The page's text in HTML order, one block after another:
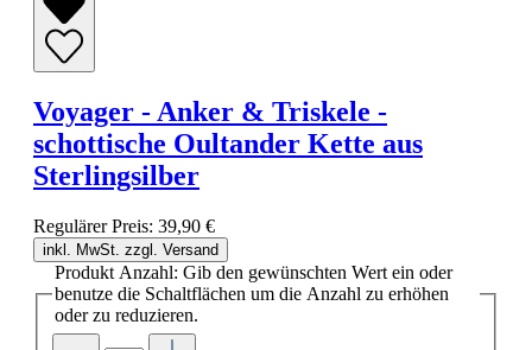
Voyager - Anker & Triskele -
schottische Oultander Kette aus
Sterlingsilber
Regulärer Preis: 39,90 €
inkl. MwSt. zzgl. Versand
Produkt Anzahl: Gib den gewünschten Wert ein oder
benutze die Schaltflächen um die Anzahl zu erhöhen
oder zu reduzieren.